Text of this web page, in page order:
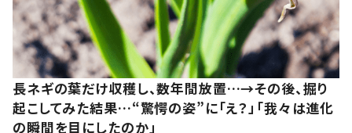
長ネギの葉だけ収穫し、数年間放置…→その後、掘り
起こしてみた結果…“驚愕の姿”に「え？」「我々は進化
の瞬間を目にしたのか」